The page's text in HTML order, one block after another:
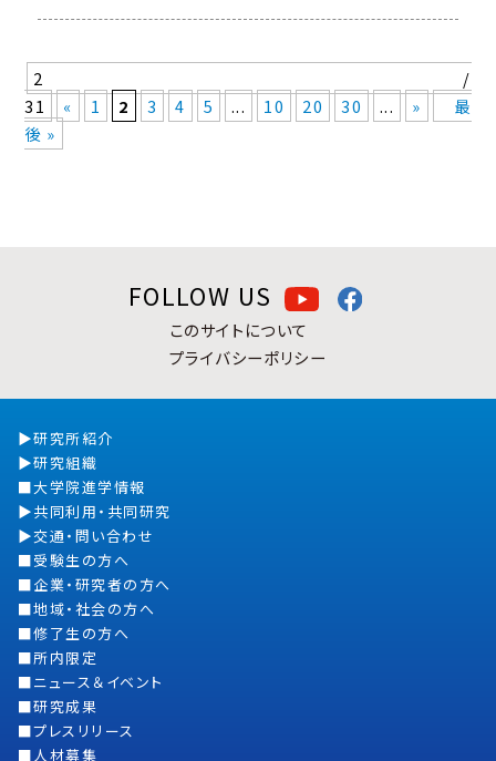
2 /
31
« 1 2 3 4 5 ... 10 20 30 ... »
最
後 »
FOLLOW US
このサイトについて
プライバシーポリシー
研究所紹介
研究組織
大学院進学情報
共同利用・共同研究
交通・問い合わせ
受験生の方へ
企業・研究者の方へ
地域・社会の方へ
修了生の方へ
所内限定
ニュース＆イベント
研究成果
プレスリリース
人材募集